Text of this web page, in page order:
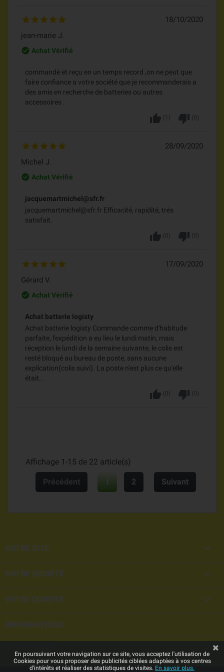
18/10/2020
jean-marie J.
check_circle_outline
Achat Vérifié
commandé et reçu en un temps record ,on ne peut que
faire confiance a votre société que je recommanderais a
des amis en recherche de batteries ou autres
accessoires .
thumb_up ( 1 ) thumb_down (0 )
28/09/2020
Michel J.
check_circle_outline
Achat Vérifié
jacquemartmichel@sfr.fr
jacquemartmichel@sfr.fr Efficacité, rapidité, très
satisfait.
thumb_up (0 ) thumb_down (0 )
17/09/2020
Gérard V.
check_circle_outline
Achat Vérifié
Achat batterie logisty
Achat batterie logisty Commande comme d'habitude
parfaite, l'expédition a eu lieu le lundi matin, mais
réception le lundi de la semaine suivante, le colis est
resté bloqué au bureau de poste, sans aucune
explication(colis suivi). La poste n'est plus ce qu'elle
était...
thumb_up (0 ) thumb_down (0 )
Affichage 1-15 de 22 article(s)
Précédent 1 2 Suivant
NOTRE SITE 
NOTRE SOCIÉTÉ 
VOTRE COMPTE 
INFORMATIONS
En poursuivant votre navigation sur ce site, vous acceptez l'utilisation de
Cookies pour vous proposer des publicités ciblées adaptées à vos centres
d'intérêts et réaliser des statistiques de visites. En savoir plus.